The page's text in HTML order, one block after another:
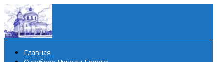
Главная